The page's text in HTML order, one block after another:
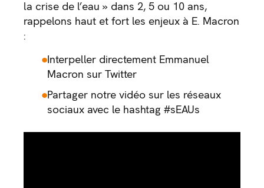
la crise de l’eau » dans 2, 5 ou 10 ans,
rappelons haut et fort les enjeux à E. Macron
:
Interpeller directement Emmanuel
Macron sur Twitter
Partager notre vidéo sur les réseaux
sociaux avec le hashtag #sEAUs